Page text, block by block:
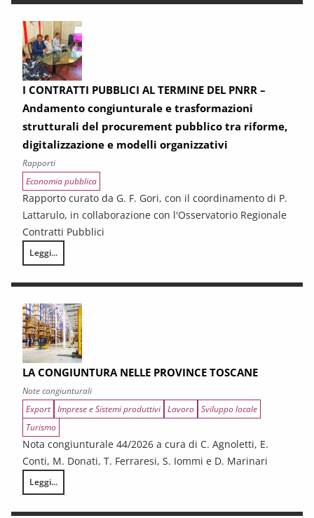
I CONTRATTI PUBBLICI AL TERMINE DEL PNRR –
Andamento congiunturale e trasformazioni
strutturali del procurement pubblico tra riforme,
digitalizzazione e modelli organizzativi
Rapporti
Economia pubblica
Rapporto curato da G. F. Gori, con il coordinamento di P.
Lattarulo, in collaborazione con l'Osservatorio Regionale
Contratti Pubblici
Leggi...
I CONTRATTI PUBBLICI AL TERMINE DEL PNRR – Andamento
LA CONGIUNTURA NELLE PROVINCE TOSCANE
Note congiunturali
Export Imprese e Sistemi produttivi Lavoro Sviluppo locale
Turismo
Nota congiunturale 44/2026 a cura di C. Agnoletti, E.
Conti, M. Donati, T. Ferraresi, S. Iommi e D. Marinari
Leggi...
LA CONGIUNTURA NELLE PROVINCE TOSCANE